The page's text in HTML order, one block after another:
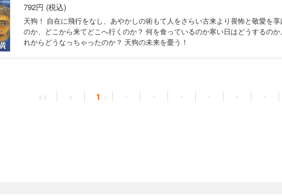
792円 (税込)
天狗！ 自在に飛行をなし、あやかしの術もて人をさらい古来より畏怖と敬愛を
のか、どこから来てどこへ行くのか？ 何を食っているのか寒い日はどうするの
れからどうなっちゃったのか？ 天狗の未来を憂う！
<< < 1 ・ ・ ・ ・ ・ ・